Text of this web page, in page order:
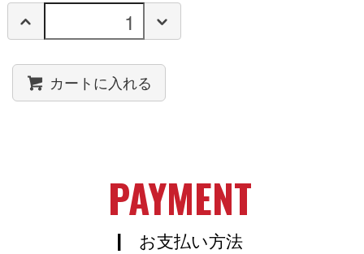
カートに入れる
PAYMENT
| お支払い方法